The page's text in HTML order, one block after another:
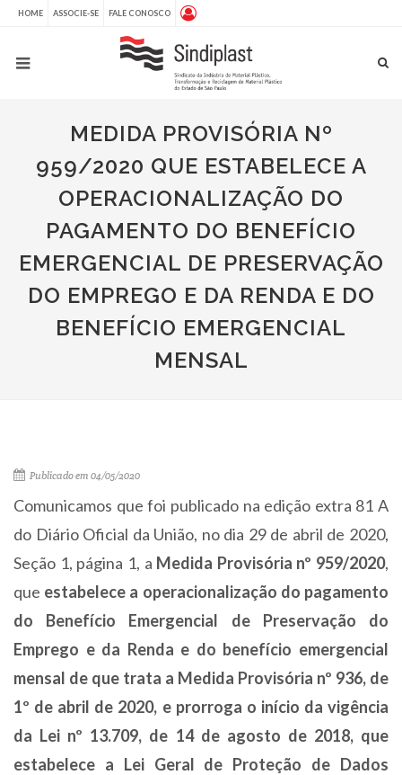
HOME ASSOCIE-SE FALE CONOSCO
MEDIDA PROVISÓRIA Nº
959/2020 QUE ESTABELECE A
OPERACIONALIZAÇÃO DO
PAGAMENTO DO BENEFÍCIO
EMERGENCIAL DE PRESERVAÇÃO
DO EMPREGO E DA RENDA E DO
BENEFÍCIO EMERGENCIAL
MENSAL
Publicado em 04/05/2020
Comunicamos que foi publicado na edição extra 81 A
do Diário Oficial da União, no dia 29 de abril de 2020,
Seção 1, página 1, a Medida Provisória nº 959/2020,
que estabelece a operacionalização do pagamento
do Benefício Emergencial de Preservação do
Emprego e da Renda e do benefício emergencial
mensal de que trata a Medida Provisória nº 936, de
1º de abril de 2020, e prorroga o início da vigência
da Lei nº 13.709, de 14 de agosto de 2018, que
estabelece a Lei Geral de Proteção de Dados